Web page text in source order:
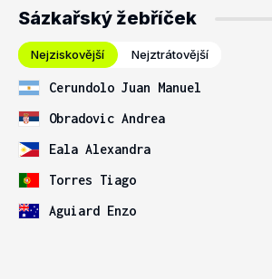
Sázkařský žebříček
Nejziskovější Nejztrátovější
Cerundolo Juan Manuel
Obradovic Andrea
Eala Alexandra
Torres Tiago
Aguiard Enzo